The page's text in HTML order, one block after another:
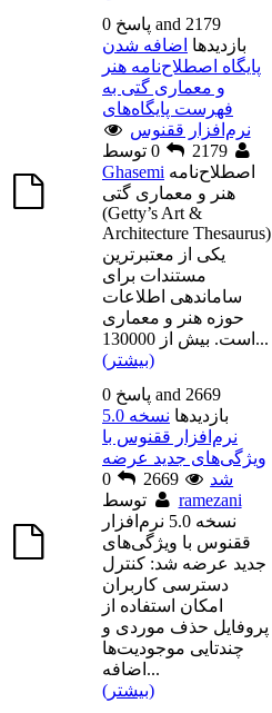
0 پاسخ and 2179
بازديدها اضافه شدن
پایگاه اصطلاح‌نامه هنر
و معماری گتی به
فهرست پایگاه‌های
نرم‌افزار ققنوس
2179توسط
Ghasemi اصطلاح‌نامه
هنر و معماری گتی
(Getty’s Art &
Architecture Thesaurus)
یکی از معتبرترین
مستندات برای
ساماندهی اطلاعات
حوزه هنر و معماری
است. بیش از 130000 ...
(بیشتر)
0 پاسخ and 2669
بازديدها
نسخه 5.0
نرم‌افزار ققنوس با
ویژگی‌های جدید عرضه
شد
2669
ramezani
نسخه 5.0 نرم‌افزار
ققنوس با ویژگی‌های
جدید عرضه شد: کنترل
دسترسی کاربران
امکان استفاده از
پروفایل حذف موردی و
چندتایی موجودیت‌ها
اضافه ...
(بیشتر)